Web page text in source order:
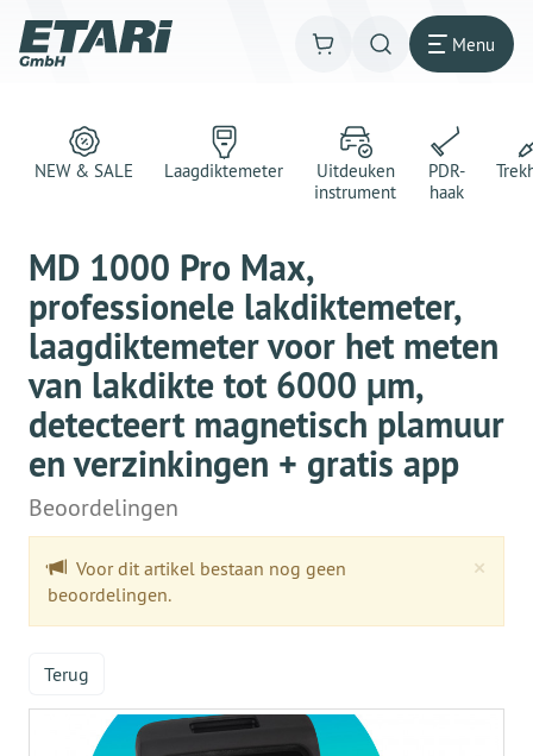
Menu
NEW & SALE Laagdiktemeter
Uitdeuken
instrument
PDR-
haak
MD 1000 Pro Max,
professionele lakdiktemeter,
laagdiktemeter voor het meten
van lakdikte tot 6000 μm,
detecteert magnetisch plamuur
en verzinkingen + gratis app
Beoordelingen
×
Voor dit artikel bestaan nog geen
beoordelingen.
Terug